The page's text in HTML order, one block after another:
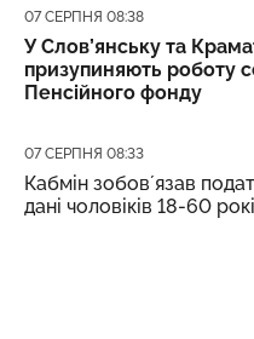
Дата публікації
07 СЕРПНЯ 08:38
У Слов’янську та
призупиняють роботу
Пенсійного фонду
Дата публікації
07 СЕРПНЯ 08:33
Кабмін зобовʼязав
дані чоловіків 18-60